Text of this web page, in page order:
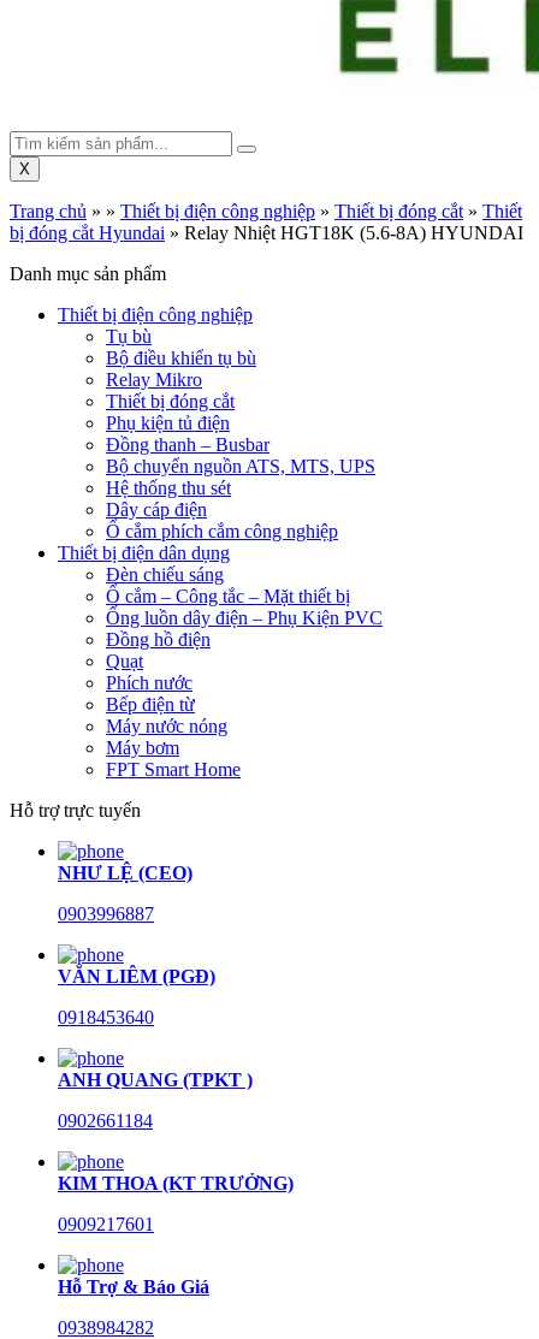
X
Trang chủ » » Thiết bị điện công nghiệp » Thiết bị đóng cắt » Thiết
bị đóng cắt Hyundai » Relay Nhiệt HGT18K (5.6-8A) HYUNDAI
Danh mục sản phẩm
Thiết bị điện công nghiệp
Tụ bù
Bộ điều khiển tụ bù
Relay Mikro
Thiết bị đóng cắt
Phụ kiện tủ điện
Đồng thanh – Busbar
Bộ chuyển nguồn ATS, MTS, UPS
Hệ thống thu sét
Dây cáp điện
Ổ cắm phích cắm công nghiệp
Thiết bị điện dân dụng
Đèn chiếu sáng
Ổ cắm – Công tắc – Mặt thiết bị
Ống luồn dây điện – Phụ Kiện PVC
Đồng hồ điện
Quạt
Phích nước
Bếp điện từ
Máy nước nóng
Máy bơm
FPT Smart Home
Hỗ trợ trực tuyến
NHƯ LỆ (CEO)
0903996887
VĂN LIÊM (PGĐ)
0918453640
ANH QUANG (TPKT )
0902661184
KIM THOA (KT TRƯỞNG)
0909217601
Hỗ Trợ & Báo Giá
0938984282